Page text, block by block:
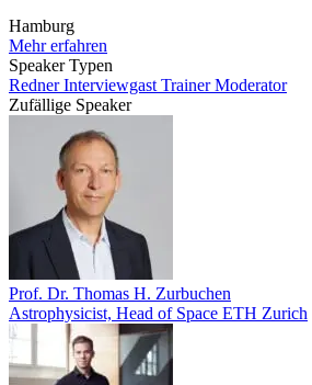
Hamburg
Mehr erfahren
Speaker Typen
RednerInterviewgast TrainerModerator
Zufällige Speaker
Prof. Dr. Thomas H. Zurbuchen
Astrophysicist, Head of Space ETH Zurich